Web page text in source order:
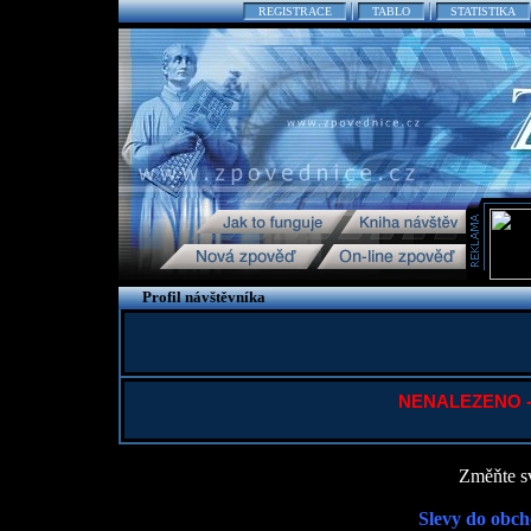
REGISTRACE TABLO STATISTIKA
Profil návštěvníka
NENALEZENO
Změňte
Slevy do